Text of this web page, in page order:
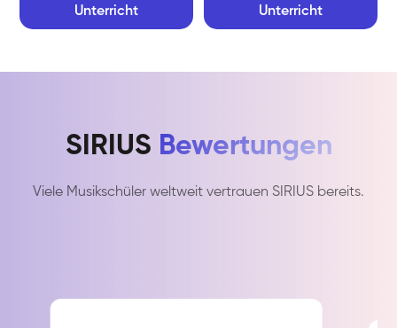
Unterricht
Unterricht
SIRIUS Bewertungen
Viele Musikschüler weltweit vertrauen SIRIUS bereits.